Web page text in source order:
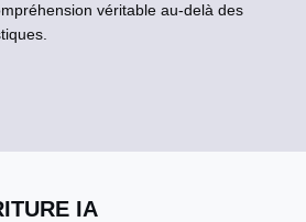
véritable au-delà des
IA